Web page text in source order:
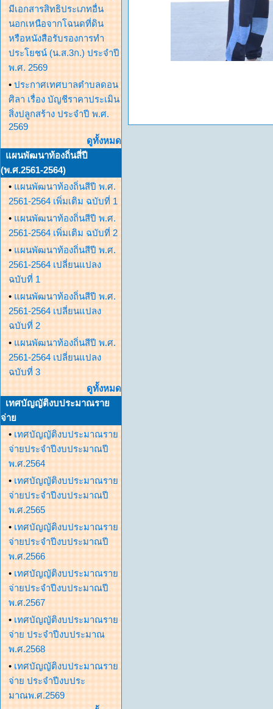
มีเอกสารสิทธิประเภทอื่น
นอกเหนือจากโฉนดที่ดิน
หรือหนังสือรับรองการทำ
ประโยชน์ (น.ส.3ก.) ประจำปี
พ.ศ. 2569
• ประกาศเทศบาลตำบลดอน
ศิลา เรื่อง บัญชีราคาประเมิน
สิ่งปลูกสร้าง ประจำปี พ.ศ.
2569
ดูทั้งหมด
แผนพัฒนาท้องถิ่นสี่ปี
(พ.ศ.2561-2564)
• แผนพัฒนาท้องถิ่นสีปี พ.ศ.
2561-2564 เพิ่มเติม ฉบับที่ 1
• แผนพัฒนาท้องถิ่นสีปี พ.ศ.
2561-2564 เพิ่มเติม ฉบับที่ 2
• แผนพัฒนาท้องถิ่นสีปี พ.ศ.
2561-2564 เปลี่ยนแปลง
ฉบับที่ 1
• แผนพัฒนาท้องถิ่นสีปี พ.ศ.
2561-2564 เปลี่ยนแปลง
ฉบับที่ 2
• แผนพัฒนาท้องถิ่นสีปี พ.ศ.
2561-2564 เปลี่ยนแปลง
ฉบับที่ 3
ดูทั้งหมด
เทศบัญญัติงบประมาณราย
จ่าย
• เทศบัญญัติงบประมาณราย
จ่ายประจำปีงบประมาณปี
พ.ศ.2564
• เทศบัญญัติงบประมาณราย
จ่ายประจำปีงบประมาณปี
พ.ศ.2565
• เทศบัญญัติงบประมาณราย
จ่ายประจำปีงบประมาณปี
พ.ศ.2566
• เทศบัญญัติงบประมาณราย
จ่ายประจำปีงบประมาณปี
พ.ศ.2567
• เทศบัญญัติงบประมาณราย
จ่าย ประจำปีงบประมาณ
พ.ศ.2568
• เทศบัญญัติงบประมาณราย
จ่าย ประจำปีงบประ
มาณพ.ศ.2569